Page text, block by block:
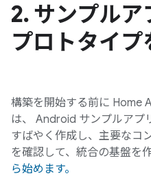
2. サンプルア
プロトタイプ
構築を開始する前に Home
は、 Android サンプルアプ
すばやく作成し、主要なコ
を確認して、統合の基盤を
ら始めます。